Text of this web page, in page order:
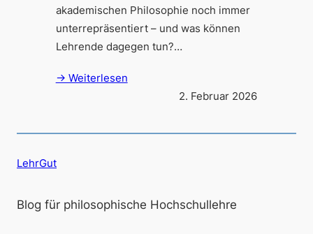
akademischen Philosophie noch immer
unterrepräsentiert – und was können
Lehrende dagegen tun?…
→ Weiterlesen
2. Februar 2026
LehrGut
Blog für philosophische Hochschullehre